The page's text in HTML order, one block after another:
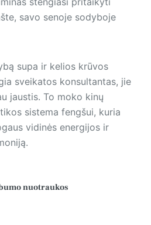
savo senoje sodyboje
supa ir kelios krūvos
sveikatos konsultantas, jie
jaustis. To moko kinų
sistema fengšui, kuria
vidinės energijos ir
nuotraukos